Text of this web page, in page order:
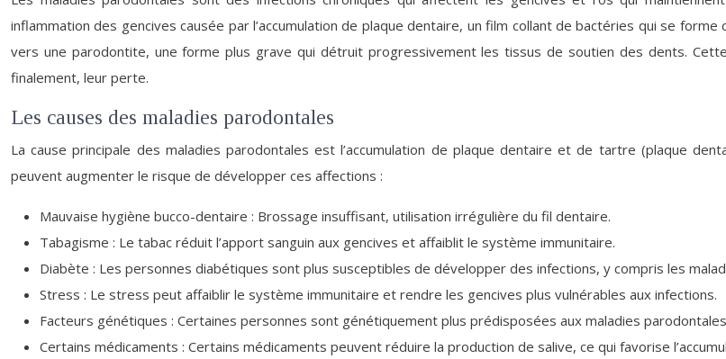
inflammation des gencives causée par l’accumulation de plaque dentaire, un film collant de bactéries qui se
vers une parodontite, une forme plus grave qui détruit progressivement les tissus de soutien des dents.
finalement, leur perte.
Les causes des maladies parodontales
La cause principale des maladies parodontales est l’accumulation de plaque dentaire et de tartre (plaque
peuvent augmenter le risque de développer ces affections :
Mauvaise hygiène bucco-dentaire : Brossage insuffisant, utilisation irrégulière du fil dentaire.
Tabagisme : Le tabac réduit l’apport sanguin aux gencives et affaiblit le système immunitaire.
Diabète : Les personnes diabétiques sont plus susceptibles de développer des infections, y compris les
Stress : Le stress peut affaiblir le système immunitaire et rendre les gencives plus vulnérables aux infections.
Facteurs génétiques : Certaines personnes sont génétiquement plus prédisposées aux maladies
Certains médicaments : Certains médicaments peuvent réduire la production de salive, ce qui favorise